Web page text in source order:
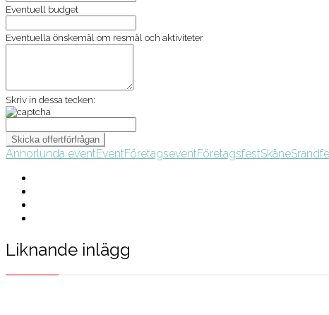
Eventuell budget
Eventuella önskemål om resmål och aktiviteter
Skriv in dessa tecken:
Annorlunda eventEventFöretagseventFöretagsfestSkåne
Liknande inlägg